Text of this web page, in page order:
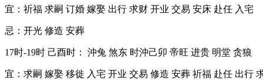
宜：祈福 求嗣 订婚 嫁娶 出行 求财 开业 交易 安床 赴任 入宅
忌：开光 修造 安葬
17时-19时 己酉时： 沖兔 煞东 时沖己卯 帝旺 进贵 明堂 贪狼
宜：求嗣 嫁娶 移徙 入宅 开业 交易 修造 安葬 祈福 赴任 出行